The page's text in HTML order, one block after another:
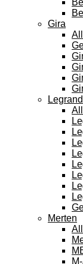
Gira
Legrand
Merten